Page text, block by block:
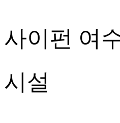
to
content
사이펀 여
시설